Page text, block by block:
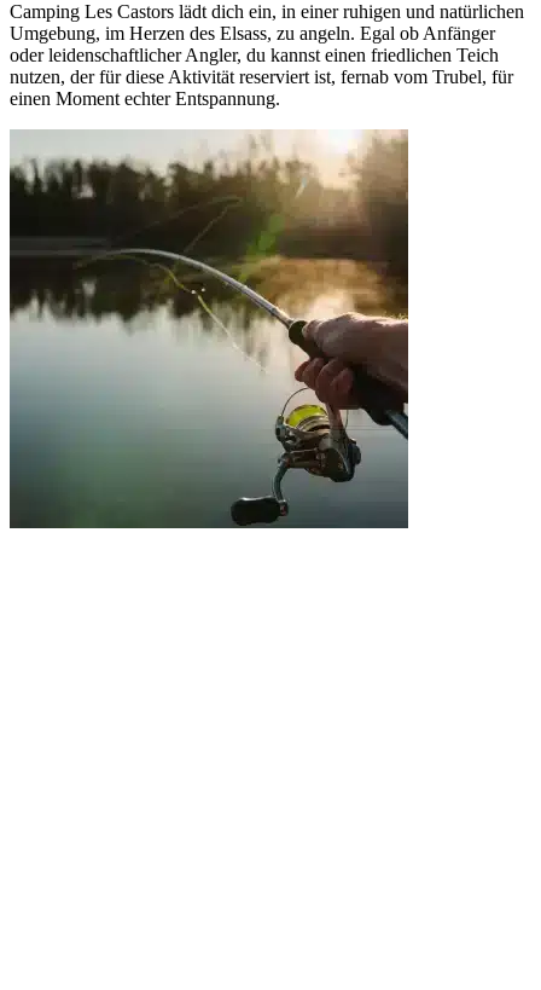
Camping Les Castors lädt dich ein, in einer ruhigen und natürlichen
Umgebung, im Herzen des Elsass, zu angeln. Egal ob Anfänger
oder leidenschaftlicher Angler, du kannst einen friedlichen Teich
nutzen, der für diese Aktivität reserviert ist, fernab vom Trubel, für
einen Moment echter Entspannung.